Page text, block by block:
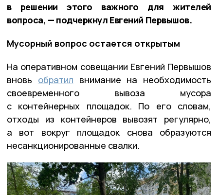
в решении этого важного для жителей
вопроса, — подчеркнул Евгений Первышов.
Мусорный вопрос остается открытым
На оперативном совещании Евгений Первышов
вновь обратил внимание на необходимость
своевременного вывоза мусора
с контейнерных площадок. По его словам,
отходы из контейнеров вывозят регулярно,
а вот вокруг площадок снова образуются
несанкционированные свалки.